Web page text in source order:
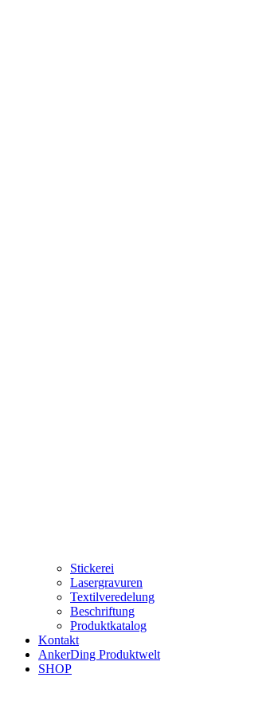
Stickerei
Lasergravuren
Textilveredelung
Beschriftung
Produktkatalog
Kontakt
AnkerDing Produktwelt
SHOP